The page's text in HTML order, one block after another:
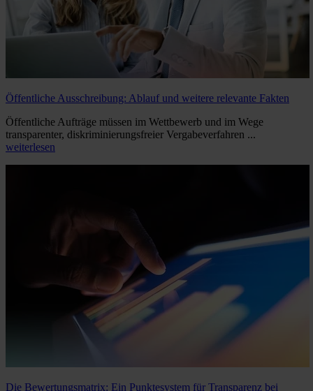
Öffentliche Ausschreibung: Ablauf und weitere relevante Fakten
Öffentliche Aufträge müssen im Wettbewerb und im Wege
transparenter, diskriminierungsfreier Vergabeverfahren ...
weiterlesen
Die Bewertungsmatrix: Ein Punktesystem für Transparenz bei